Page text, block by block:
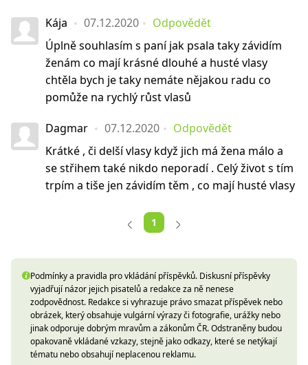
Kája 07.12.2020
Odpovědět
Úplně souhlasím s paní jak psala taky závidím
ženám co mají krásné dlouhé a husté vlasy
chtěla bych je taky nemáte nějakou radu co
pomůže na rychlý růst vlasů
Dagmar 07.12.2020
Odpovědět
Krátké , či delší vlasy když jich má žena málo a
se střihem také nikdo neporadí . Celý život s tím
trpím a tiše jen závidím těm , co mají husté vlasy
1
Podmínky a pravidla pro vkládání příspěvků. Diskusní příspěvky
vyjadřují názor jejich pisatelů a redakce za ně nenese
zodpovědnost. Redakce si vyhrazuje právo smazat příspěvek nebo
obrázek, který obsahuje vulgární výrazy či fotografie, urážky nebo
jinak odporuje dobrým mravům a zákonům ČR. Odstraněny budou
opakovaně vkládané vzkazy, stejně jako odkazy, které se netýkají
tématu nebo obsahují neplacenou reklamu.